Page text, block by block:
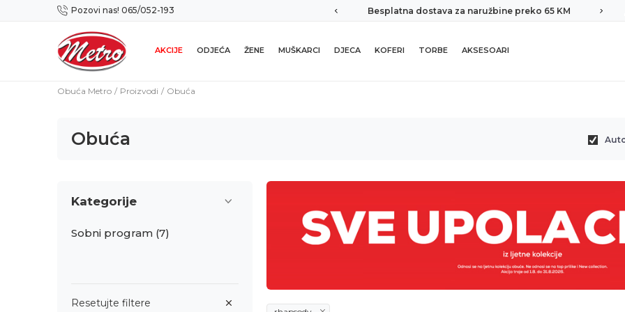
Pozovi nas! 065/052-193
Preuzmi NOVU Metro mobilnu aplikaciju! Besplatna dostava za naružbine preko 65 KM
AKCIJE ODJEĆA ŽENE MUŠKARCI DJECA KOFERI TORBE AKSESOARI
Obuća Metro Proizvodi Obuća
Obuća
Kategorije
Sobni program (7)
Resetujte filtere